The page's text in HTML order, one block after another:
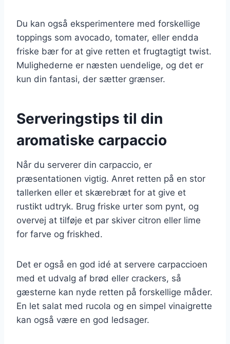
Du kan også eksperimentere med forskellige
toppings som avocado, tomater, eller endda
friske bær for at give retten et frugtagtigt twist.
Mulighederne er næsten uendelige, og det er
kun din fantasi, der sætter grænser.
Serveringstips til din
aromatiske carpaccio
Når du serverer din carpaccio, er
præsentationen vigtig. Anret retten på en stor
tallerken eller et skærebræt for at give et
rustikt udtryk. Brug friske urter som pynt, og
overvej at tilføje et par skiver citron eller lime
for farve og friskhed.
Det er også en god idé at servere carpaccioen
med et udvalg af brød eller crackers, så
gæsterne kan nyde retten på forskellige måder.
En let salat med rucola og en simpel vinaigrette
kan også være en god ledsager.